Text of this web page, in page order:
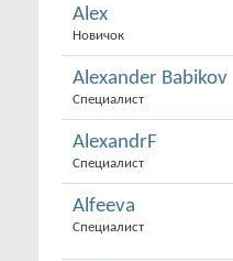
Alex
Новичок
Alexander Babikov
Специалист
AlexandrF
Специалист
Alfeeva
Специалист